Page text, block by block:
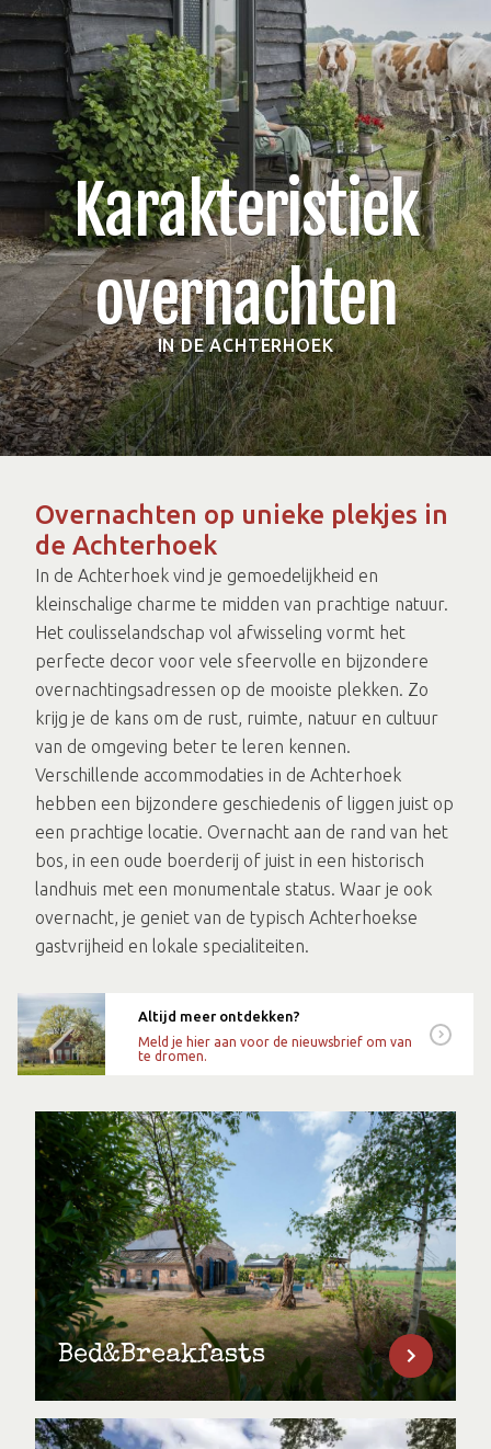
Karakteristiek
overnachten
IN DE ACHTERHOEK
Overnachten op unieke plekjes in
de Achterhoek
In de Achterhoek vind je gemoedelijkheid en
kleinschalige charme te midden van prachtige natuur.
Het coulisselandschap vol afwisseling vormt het
perfecte decor voor vele sfeervolle en bijzondere
overnachtingsadressen op de mooiste plekken. Zo
krijg je de kans om de rust, ruimte, natuur en cultuur
van de omgeving beter te leren kennen.
Verschillende accommodaties in de Achterhoek
hebben een bijzondere geschiedenis of liggen juist op
een prachtige locatie. Overnacht aan de rand van het
bos, in een oude boerderij of juist in een historisch
landhuis met een monumentale status. Waar je ook
overnacht, je geniet van de typisch Achterhoekse
gastvrijheid en lokale specialiteiten.
Altijd meer ontdekken?
Meld je hier aan voor de nieuwsbrief om van
te dromen.
Bed&Breakfasts